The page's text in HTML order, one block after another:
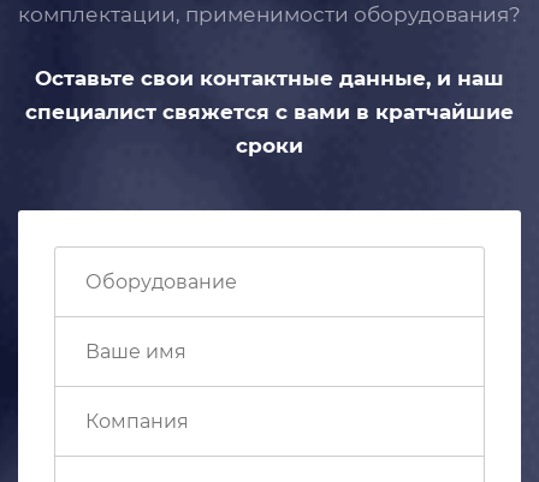
комплектации, применимости оборудования?
Оставьте свои контактные данные, и наш
специалист свяжется с вами в кратчайшие
сроки